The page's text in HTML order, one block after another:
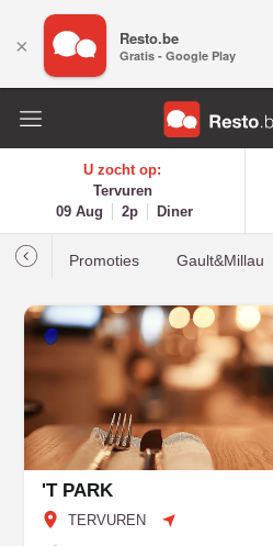
U zocht op:
Tervuren
09 Aug
2p Diner
Promoties Gault&Millau
'T PARK
TERVUREN
× Resto.be
Gratis - Google Play